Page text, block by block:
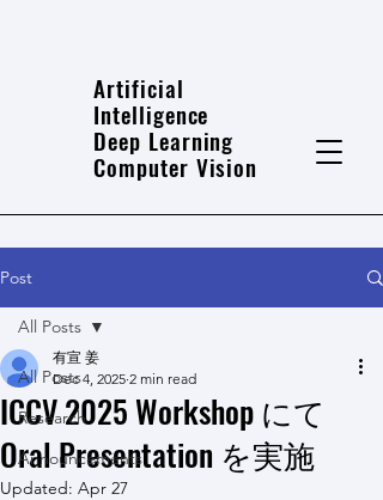
Artificial
Intelligence
Deep Learning
Computer Vision
Post
All Posts
Research
Announcements
All Posts
ICCV 2025 Workshop にて
Oral Presentation を実施
有宣 姜
Dec 4, 2025 2 min read
Updated: Apr 27